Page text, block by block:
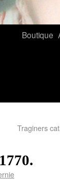
Boutique
Traginers